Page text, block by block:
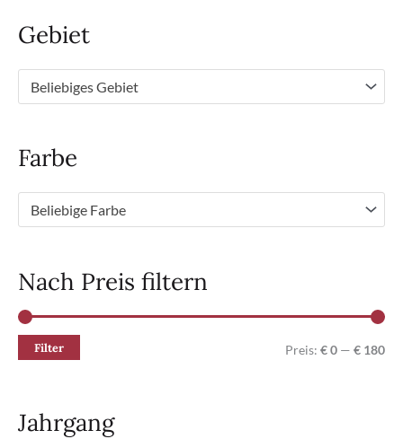
Gebiet
Beliebiges Gebiet
Farbe
Beliebige Farbe
Nach Preis filtern
M
M
Filter Preis: € 0 — € 180
Jahrgang